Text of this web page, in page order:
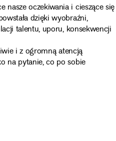
nasze oczekiwania i cieszące się
dzięki wyobraźni,
talentu, uporu, konsekwencji
i z ogromną atencją
na pytanie, co po sobie